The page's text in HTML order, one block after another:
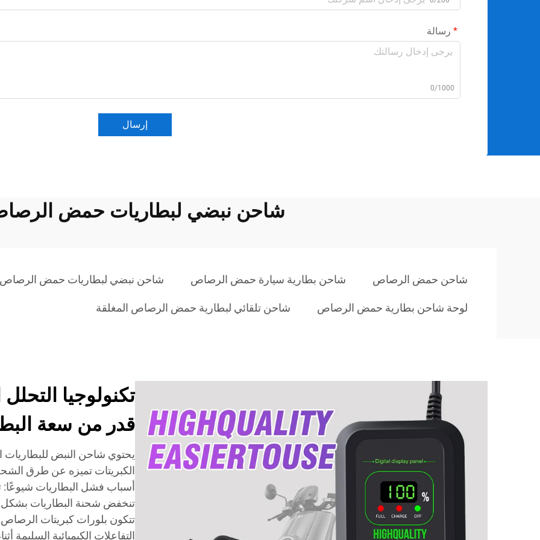
رسالة
0/1000
إرسال
شاحن نبضي لبطاريات حمض
شاحن حمض الرصاص شاحن بطارية سيارة حمض الرصاص شاحن نبضي لبطاريات حمض الرصاص
لوحة شاحن بطارية حمض الرصاص شاحن تلقائي لبطارية حمض الرصاص المغلقة
تكنولوجيا
قدر من سعة
يحتوي شاحن النبض للبطاريات
الكبريتات تميزه عن طرق الشحن
أسباب فشل البطاريات شيوعًا:
تنخفض شحنة البطاريات بشكل
تتكون بلورات كبريتات
التفاعلات الكيميائية السليمة